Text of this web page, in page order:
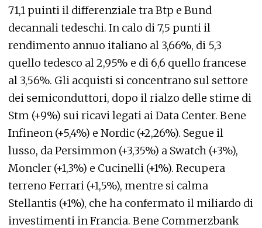
71,1 puinti il differenziale tra Btp e Bund
decannali tedeschi. In calo di 7,5 punti il
rendimento annuo italiano al 3,66%, di 5,3
quello tedesco al 2,95% e di 6,6 quello francese
al 3,56%. Gli acquisti si concentrano sul settore
dei semiconduttori, dopo il rialzo delle stime di
Stm (+9%) sui ricavi legati ai Data Center. Bene
Infineon (+5,4%) e Nordic (+2,26%). Segue il
lusso, da Persimmon (+3,35%) a Swatch (+3%),
Moncler (+1,3%) e Cucinelli (+1%). Recupera
terreno Ferrari (+1,5%), mentre si calma
Stellantis (+1%), che ha confermato il miliardo di
investimenti in Francia. Bene Commerzbank